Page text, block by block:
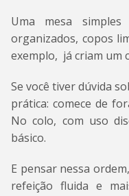
Uma mesa
organizados, copos
exemplo, já criam um
Se você tiver dúvida
prática: comece de
No colo, com uso
básico.
E pensar nessa
refeição fluida e